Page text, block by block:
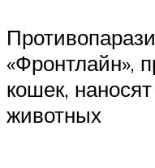
«Фронтлайн»,
кошек,
животных